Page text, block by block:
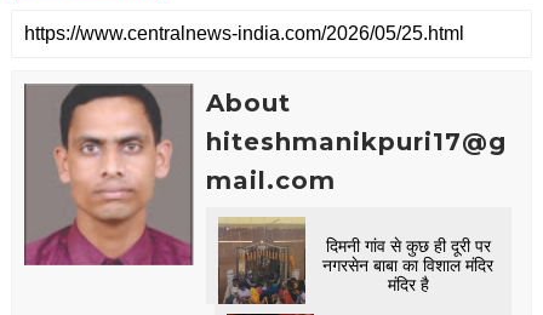
About
hiteshmanikpuri17@g
mail.com
दिमनी गांव से कुछ ही दूरी पर
नगरसेन बाबा का विशाल मंदिर
मंदिर है